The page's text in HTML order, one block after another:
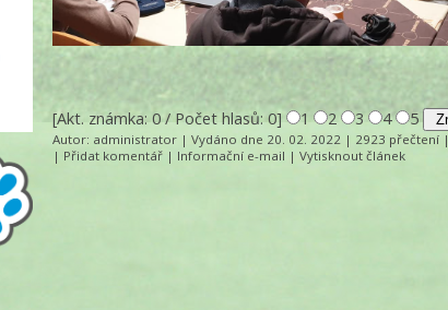
[Akt. známka: 0 / Počet hlasů: 0] 1 2 3 4 5
Autor: administrator | Vydáno dne 20. 02. 2022 | 2923 přečtení |
| Přidat komentář | Informační e-mail |Vytisknout článek